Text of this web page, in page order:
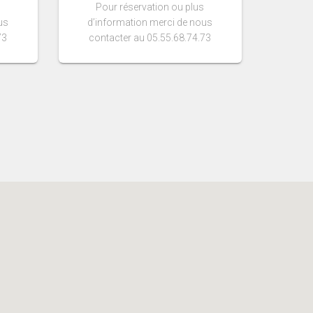
Pour réservation ou plus
d’information merci de nous
contacter au 05.55.68.74.73